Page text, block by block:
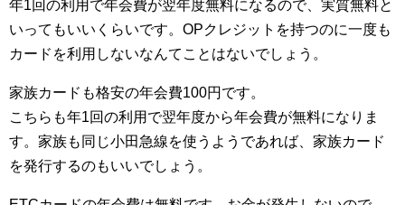
年1回の利用で年会費が翌年度無料になるので、実質無料と
いってもいいくらいです。OPクレジットを持つのに一度も
カードを利用しないなんてことはないでしょう。
家族カードも格安の年会費100円です。
こちらも年1回の利用で翌年度から年会費が無料になりま
す。家族も同じ小田急線を使うようであれば、家族カード
を発行するのもいいでしょう。